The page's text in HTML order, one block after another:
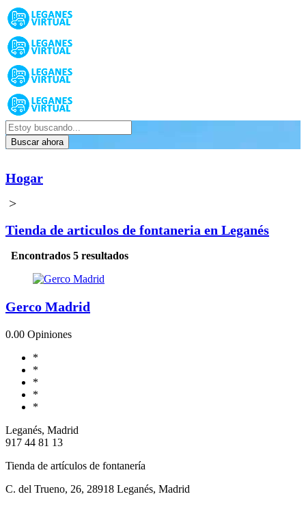
Buscar ahora
Hogar
>
Tienda de articulos de fontaneria en Leganés
Encontrados 5 resultados
Gerco Madrid
0.00 Opiniones
*
*
*
*
*
Leganés, Madrid
917 44 81 13
Tienda de artículos de fontanería
C. del Trueno, 26, 28918 Leganés, Madrid